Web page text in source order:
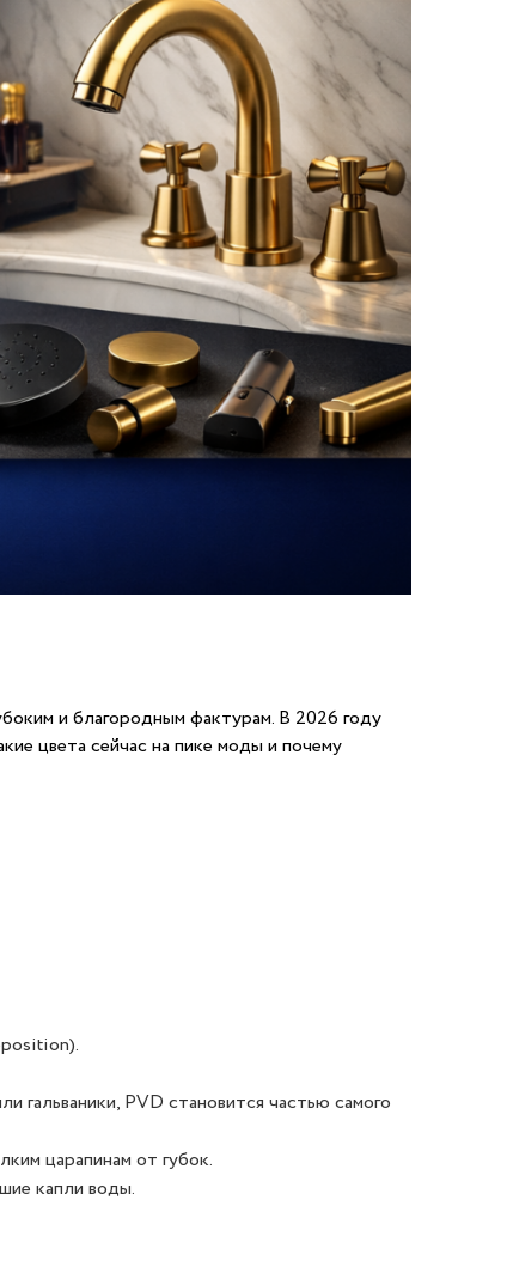
и благородным фактурам. В 2026 году
цвета сейчас на пике моды и почему
гальваники, PVD становится частью самого
царапинам от губок.
капли воды.